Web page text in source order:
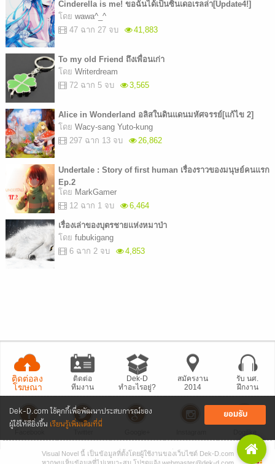
Dek-D.com ใช้คุกกี้เพื่อพัฒนาประสบการณ์ของ
ผู้ใช้ให้ดียิ่งขึ้น เรียนรู้เพิ่มเติมที่นี่
ยอมรับ
Cinderella is me! ขอฉันได้เป็นซินเดอเรลล่า[Update4!]
โดย wawa^_^
47 ฉาก 27 จบ
41,883
To my old Friend ถึงเพื่อนเก่า
โดย Writerdream
72 ฉาก 5 จบ
3,565
Alice in Wonderland อลิสในดินแดนมหัศจรรย์[แก้ไข 2]
โดย Wacy-sang Yuto-kung
297 ฉาก 13 จบ
26,862
Undertale : Story of first human เรื่องราวของมนุษย์คนแรก
Ep.2
โดย MarkGamer
12 ฉาก 1 จบ
6,464
เรื่องเล่าของบุตรชายแห่งหมาป่า
โดย fubukigang
6 ฉาก 2 จบ
4,853
ติดต่อลง
โฆษณา
ติดต่อ
ทีมงาน
Dek-D
ทำอะไรอยู่?
สมัครงาน
2014
รับ นศ.
ฝึกงาน
• แจ้งปัญหาเว็บไซต์ • Dek-D เป็นข่าว
• เที่ยวออฟฟิศ Dek-D
Visual Novel นี้ เป็นข้อมูลที่ตั้งโดยผู้ใช้งานของเว็บไซต์ Dek-D.com